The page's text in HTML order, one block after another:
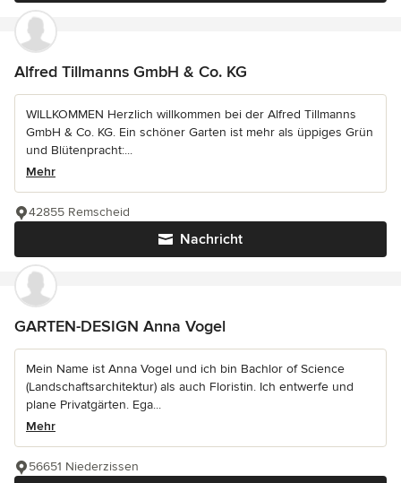
Alfred Tillmanns GmbH & Co. KG
WILLKOMMEN Herzlich willkommen bei der Alfred Tillmanns
GmbH & Co. KG. Ein schöner Garten ist mehr als üppiges Grün
und Blütenpracht:...
Mehr
Nachricht
42855 Remscheid
GARTEN-DESIGN Anna Vogel
Mein Name ist Anna Vogel und ich bin Bachlor of Science
(Landschaftsarchitektur) als auch Floristin. Ich entwerfe und
plane Privatgärten. Ega...
Mehr
56651 Niederzissen